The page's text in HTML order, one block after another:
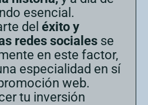
esencial.
del éxito y
redes sociales se
en este factor,
especialidad en sí
web.
tu inversión